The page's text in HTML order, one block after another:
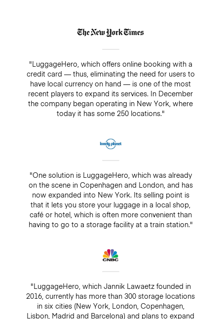
"LuggageHero, which offers online booking with a
credit card — thus, eliminating the need for users to
have local currency on hand — is one of the most
recent players to expand its services. In December
the company began operating in New York, where
today it has some 250 locations."
"One solution is LuggageHero, which was already
on the scene in Copenhagen and London, and has
now expanded into New York. Its selling point is
that it lets you store your luggage in a local shop,
café or hotel, which is often more convenient than
having to go to a storage facility at a train station."
"LuggageHero, which Jannik Lawaetz founded in
2016, currently has more than 300 storage locations
in six cities (New York, London, Copenhagen,
Lisbon, Madrid and Barcelona) and plans to expand